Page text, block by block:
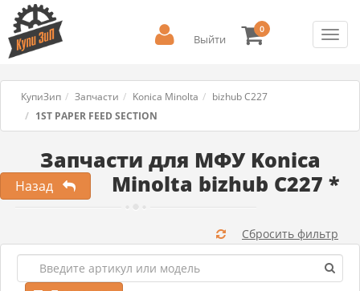
Выйти
0
КупиЗип Запчасти Konica Minolta
bizhub C227
1ST PAPER FEED SECTION
Запчасти для МФУ Konica
Minolta bizhub C227 *
Назад
Сбросить фильтр